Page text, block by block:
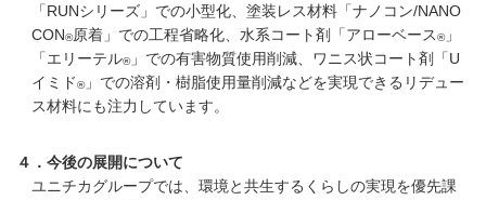
「RUNシリーズ」での小型化、塗装レス材料「ナノコン/NANO
CON®原着」での工程省略化、水系コート剤「アローベース®」
「エリーテル®」での有害物質使用削減、ワニス状コート剤「U
イミド®」での溶剤・樹脂使用量削減などを実現できるリデュー
ス材料にも注力しています。
４．今後の展開について
ユニチカグループでは、環境と共生するくらしの実現を優先課